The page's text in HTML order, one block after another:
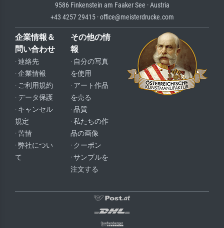
9586 Finkenstein am Faaker See · Austria
+43 4257 29415 · office@meisterdrucke.com
企業情報＆
問い合わせ
· 連絡先
· 企業情報
· ご利用規約
· データ保護
· キャンセル
規定
· 苦情
· 弊社につい
て
その他の情
報
· 自分の写真
を使用
· アート作品
を売る
· 品質
· 私たちの作
品の画像
· クーポン
· サンプルを
注文する